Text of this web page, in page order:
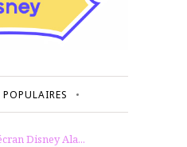
Disney Ala...